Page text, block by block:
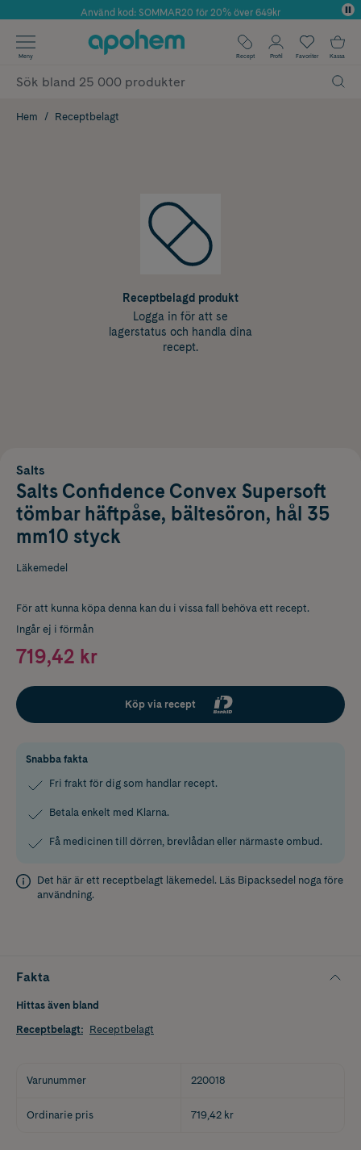
Årets Butik 2025 inom Skönhet
Använd kod: SOMMAR20 för 20% över 649kr
✓ Fri frakt
✓ Poäng på alla köp*
Meny Recept Profil Favoriter Kassa
Hem Receptbelagt
Receptbelagd produkt
Logga in för att se
lagerstatus och handla dina
recept.
Salts
Salts Confidence Convex Supersoft
tömbar häftpåse, bältesöron, hål 35
mm10 styck
Läkemedel
För att kunna köpa denna kan du i vissa fall behöva ett recept.
Ingår ej i förmån
719,42 kr
Köp via recept
Snabba fakta
Fri frakt för dig som handlar recept.
Betala enkelt med Klarna.
Få medicinen till dörren, brevlådan eller närmaste ombud.
Det här är ett receptbelagt läkemedel. Läs Bipacksedel noga före
användning.
Fakta
Hittas även bland
Receptbelagt: Receptbelagt
Varunummer 220018
Ordinarie pris 719,42 kr